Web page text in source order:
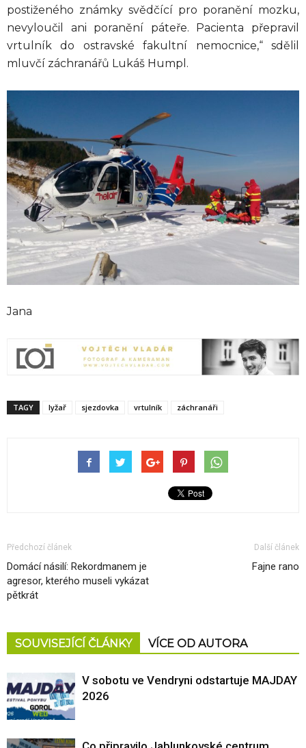
postiženého známky svědčící pro poranění mozku,
nevyloučil ani poranění páteře. Pacienta přepravil
vrtulník do ostravské fakultní nemocnice,“ sdělil
mluvčí záchranářů Lukáš Humpl.
Jana
TAGY lyžař sjezdovka vrtulník záchranáři
Předchozí článek
Domácí násilí: Rekordmanem je
agresor, kterého museli vykázat
pětkrát
Další článek
Fajne rano
SOUVISEJÍCÍ ČLÁNKY VÍCE OD AUTORA
V sobotu ve Vendryni odstartuje MAJDAY
2026